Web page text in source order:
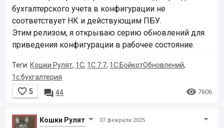
бухгалтерского учета в конфигурации не
соответствует НК и действующим ПБУ.
Этим релизом, я открываю серию обновлений для
приведения конфигурации в рабочее состояние.
Теги: Кошки Рулят, 1С, 1С 7.7, 1С:БойкотОбновлений,
1с:бухгалтерия
 5  44  7606
Кошки Рyлят 07 февраля 2025